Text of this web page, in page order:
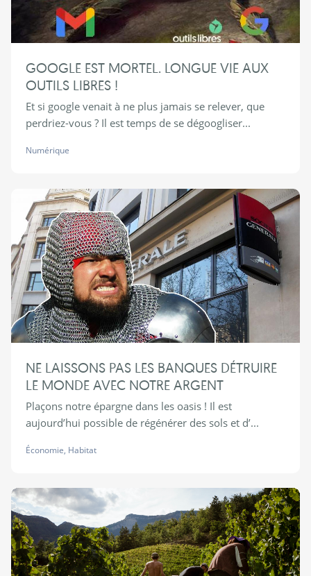
GOOGLE EST MORTEL. LONGUE VIE AUX
OUTILS LIBRES !
Et si google venait à ne plus jamais se relever, que
perdriez-vous ? Il est temps de se dégoogliser...
Numérique
NE LAISSONS PAS LES BANQUES DÉTRUIRE
LE MONDE AVEC NOTRE ARGENT
Plaçons notre épargne dans les oasis ! Il est
aujourd’hui possible de régénérer des sols et d’...
Économie, Habitat